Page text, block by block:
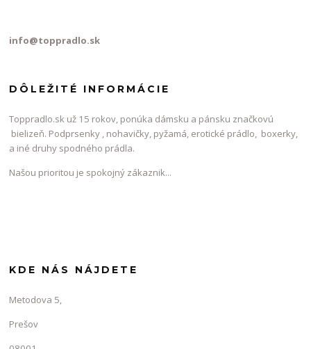
info@toppradlo.sk
DÔLEŽITÉ INFORMÁCIE
Toppradlo.sk už 15 rokov, ponúka dámsku a pánsku značkovú
bielizeň. Podprsenky , nohavičky, pyžamá, erotické prádlo, boxerky,
a iné druhy spodného prádla.
Našou prioritou je spokojný zákaznik...
KDE NÁS NÁJDETE
Metodova 5,
Prešov